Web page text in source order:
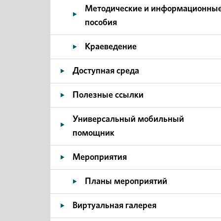
Методические и
пособия
Краеведение
Доступная среда
Полезные ссылки
Универсальный мобильный
помощник
Мероприятия
Планы мероприятий
Виртуальная галерея